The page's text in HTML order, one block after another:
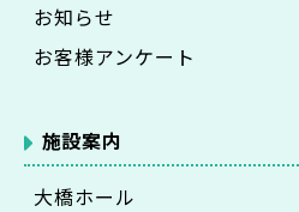
お知らせ
お客様アンケート
施設案内
大橋ホール